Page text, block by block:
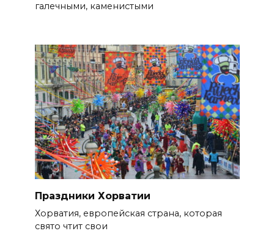
галечными, каменистыми
Праздники Хорватии
Хорватия, европейская страна, которая
свято чтит свои